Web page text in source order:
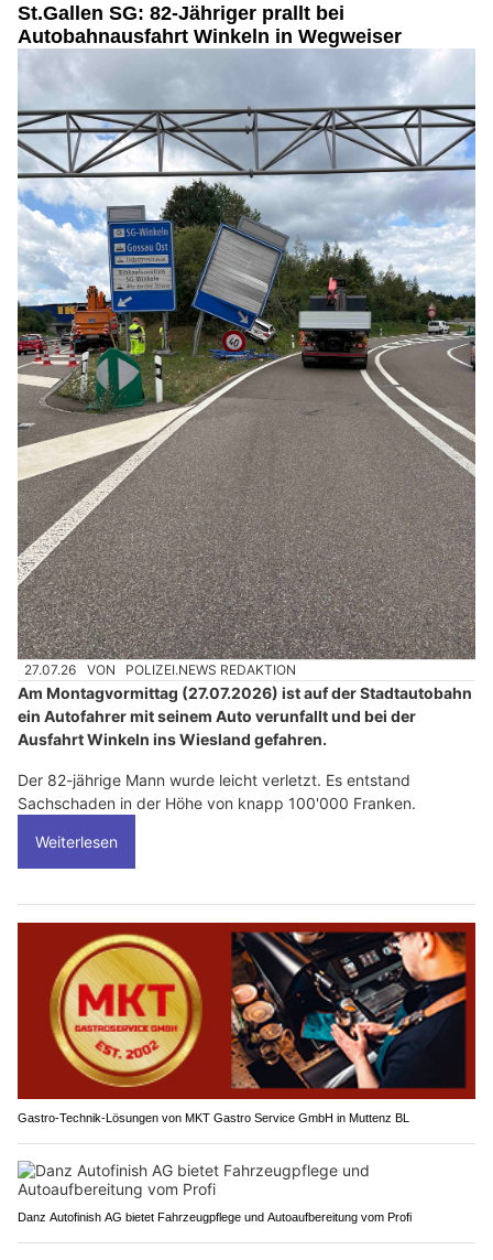
St.Gallen SG: 82-Jähriger prallt bei
Autobahnausfahrt Winkeln in Wegweiser
27.07.26 VON POLIZEI.NEWS REDAKTION
Am Montagvormittag (27.07.2026) ist auf der Stadtautobahn
ein Autofahrer mit seinem Auto verunfallt und bei der
Ausfahrt Winkeln ins Wiesland gefahren.
Der 82-jährige Mann wurde leicht verletzt. Es entstand
Sachschaden in der Höhe von knapp 100'000 Franken.
Weiterlesen
Gastro-Technik-Lösungen von MKT Gastro Service GmbH in Muttenz BL
Danz Autofinish AG bietet Fahrzeugpflege und Autoaufbereitung vom Profi